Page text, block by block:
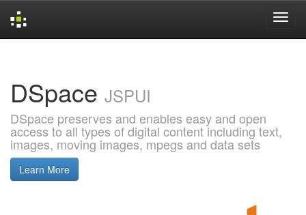
DSpace JSPUI
DSpace preserves and enables easy and open
access to all types of digital content including text,
images, moving images, mpegs and data sets
Learn More